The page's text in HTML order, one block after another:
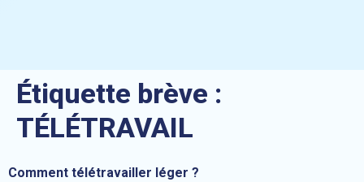
Étiquette brève :
TÉLÉTRAVAIL
Comment télétravailler léger ?